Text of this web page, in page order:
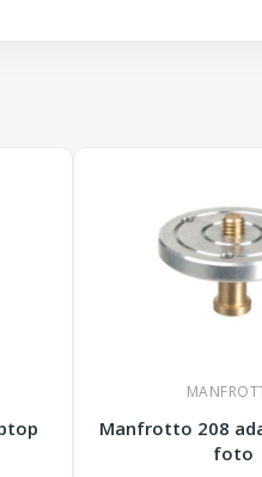
Manfrotto 208
foto